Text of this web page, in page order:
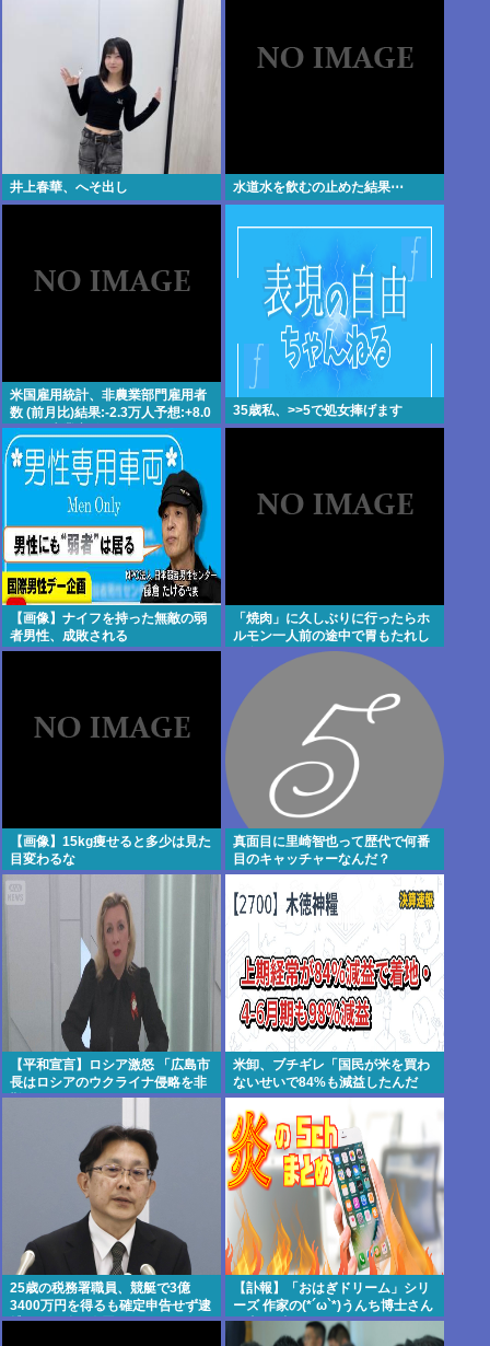
井上春華、へそ出し 水道水を飲むの止めた結果⋯
米国雇用統計、非農業部門雇用者
数 (前月比)結果:-2.3万人予想:+8.0
万人、失業率結果:+4.1%予
想:+4.2%、9月利下げか
35歳私、>>5で処女捧げます
【画像】ナイフを持った無敵の弱
者男性、成敗される
「焼肉」に久しぶりに行ったらホ
ルモン一人前の途中で胃もたれし
て食えなくなってワロタ
【画像】15kg痩せると多少は見た
目変わるな
真面目に里崎智也って歴代で何番
目のキャッチャーなんだ？
【平和宣言】ロシア激怒 「広島市
長はロシアのウクライナ侵略を非
難した」
米卸、ブチギレ「国民が米を買わ
ないせいで84%も減益したんだ
が？」
25歳の税務署職員、競艇で3億
3400万円を得るも確定申告せず逮
捕。その他の余罪も
【訃報】「おはぎドリーム」シリ
ーズ 作家の(*´ω`*)うんち博士さん
死去 64歳